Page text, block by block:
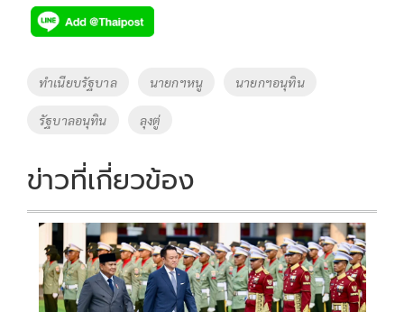
e
b
o
k
tt
er
p
y
Li
k
Tags
ทำเนียบรัฐบาล นายกฯหนู นายกฯอนุทิน
รัฐบาลอนุทิน ลุงตู่
ข่าวที่เกี่ยวข้อง